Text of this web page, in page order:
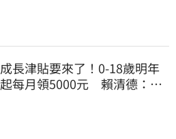
成長津貼要來了！0-18歲明年
起每月領5000元 賴清德：此